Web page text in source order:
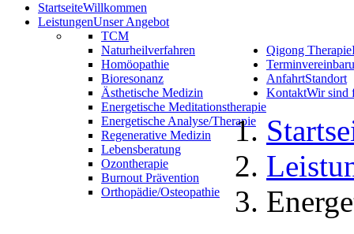
StartseiteWillkommen
LeistungenUnser Angebot
TCM
Naturheilverfahren
Homöopathie
Bioresonanz
Ästhetische Medizin
Energetische Meditationstherapie
Energetische Analyse/Therapie
Regenerative Medizin
Lebensberatung
Ozontherapie
Burnout Prävention
Orthopädie/Osteopathie
Qigong Therapie
AnfahrtStandort
KontaktWir sind